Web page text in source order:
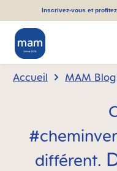
principal
Inscrivez-vous et
Accueil MAM Blog
différent.